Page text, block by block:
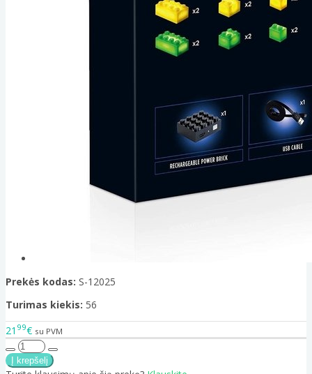
Prekės kodas: S-12025
Turimas kiekis: 56
21 99€ su PVM